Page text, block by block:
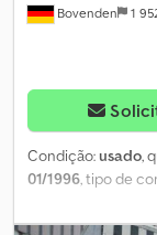
Bovenden 1
Condição:usado,
01/1996, tipo de
,
espaço de carga:7